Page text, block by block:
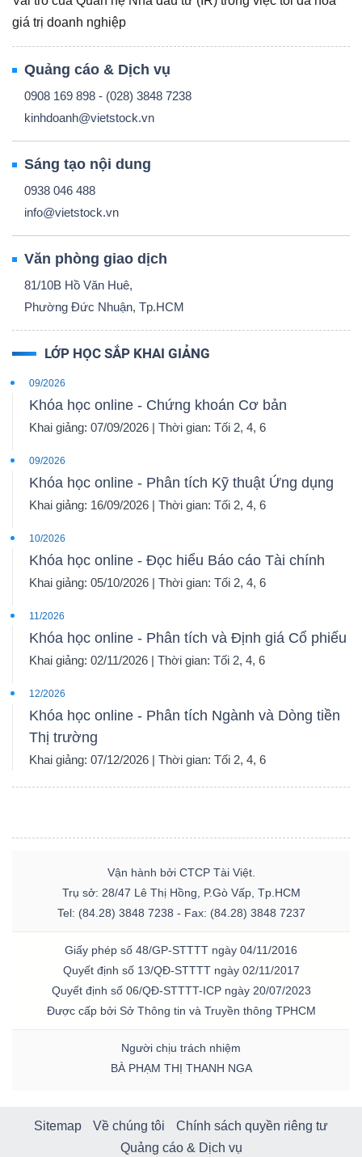
giá trị doanh nghiệp
Quảng cáo & Dịch vụ
0908 169 898 - (028) 3848 7238
kinhdoanh@vietstock.vn
Sáng tạo nội dung
0938 046 488
info@vietstock.vn
Văn phòng giao dịch
81/10B Hồ Văn Huê,
Phường Đức Nhuận, Tp.HCM
LỚP HỌC SẮP KHAI GIẢNG
09/2026
Khóa học online - Chứng khoán Cơ bản
Khai giảng: 07/09/2026 | Thời gian: Tối 2, 4, 6
09/2026
Khóa học online - Phân tích Kỹ thuật Ứng dụng
Khai giảng: 16/09/2026 | Thời gian: Tối 2, 4, 6
10/2026
Khóa học online - Đọc hiểu Báo cáo Tài chính
Khai giảng: 05/10/2026 | Thời gian: Tối 2, 4, 6
11/2026
Khóa học online - Phân tích và Định giá Cổ phiếu
Khai giảng: 02/11/2026 | Thời gian: Tối 2, 4, 6
12/2026
Khóa học online - Phân tích Ngành và Dòng tiền
Thị trường
Khai giảng: 07/12/2026 | Thời gian: Tối 2, 4, 6
Vận hành bởi CTCP Tài Việt.
Trụ sở: 28/47 Lê Thị Hồng, P.Gò Vấp, Tp.HCM
Tel: (84.28) 3848 7238 - Fax: (84.28) 3848 7237
Giấy phép số 48/GP-STTTT ngày 04/11/2016
Quyết định số 13/QĐ-STTTT ngày 02/11/2017
Quyết định số 06/QĐ-STTTT-ICP ngày 20/07/2023
Được cấp bởi Sở Thông tin và Truyền thông TPHCM
Người chịu trách nhiệm
BÀ PHẠM THỊ THANH NGA
Sitemap Về chúng tôi
Chính sách quyền riêng tư
Quảng cáo & Dịch vụ
DỊCH
VỤ
TRUYỀN
THÔNG
TIỆN
ÍCH
BẤT
ĐỘNG
SẢN
Mã
khoán
(-)
(-)
Tất cả Người nội bộ Người liên quan
Tin
tức
của
phân
ngữ